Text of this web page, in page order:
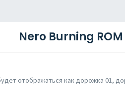
Nero Burning ROM
отображаться как дорожка 01,